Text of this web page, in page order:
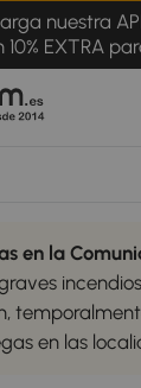
nuestra
10% EXTRA
en la
en las